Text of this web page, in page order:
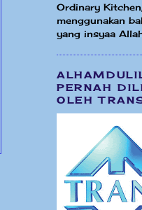
Ordinary Kitchen,
menggunakan
yang insyaa
PERNAH
OLEH